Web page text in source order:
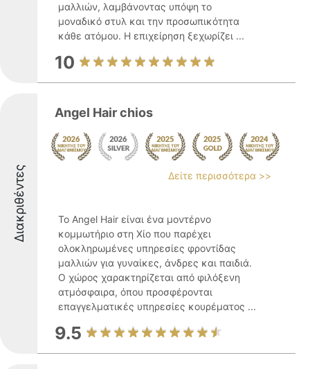
μαλλιών, λαμβάνοντας υπόψη το
μοναδικό στυλ και την προσωπικότητα
κάθε ατόμου. Η επιχείρηση ξεχωρίζει ...
10
Διακριθέντες
Angel Hair chios
Δείτε περισσότερα >>
Το Angel Hair είναι ένα μοντέρνο
κομμωτήριο στη Χίο που παρέχει
ολοκληρωμένες υπηρεσίες φροντίδας
μαλλιών για γυναίκες, άνδρες και παιδιά.
Ο χώρος χαρακτηρίζεται από φιλόξενη
ατμόσφαιρα, όπου προσφέρονται
επαγγελματικές υπηρεσίες κουρέματος ...
9.5